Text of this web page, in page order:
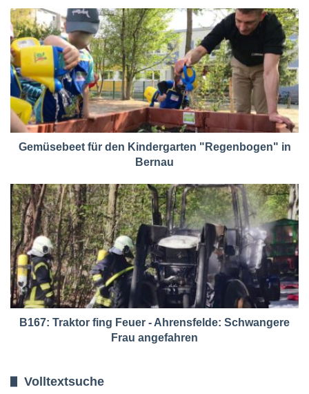
Gemüsebeet für den Kindergarten "Regenbogen" in
Bernau
B167: Traktor fing Feuer - Ahrensfelde: Schwangere
Frau angefahren
Volltextsuche